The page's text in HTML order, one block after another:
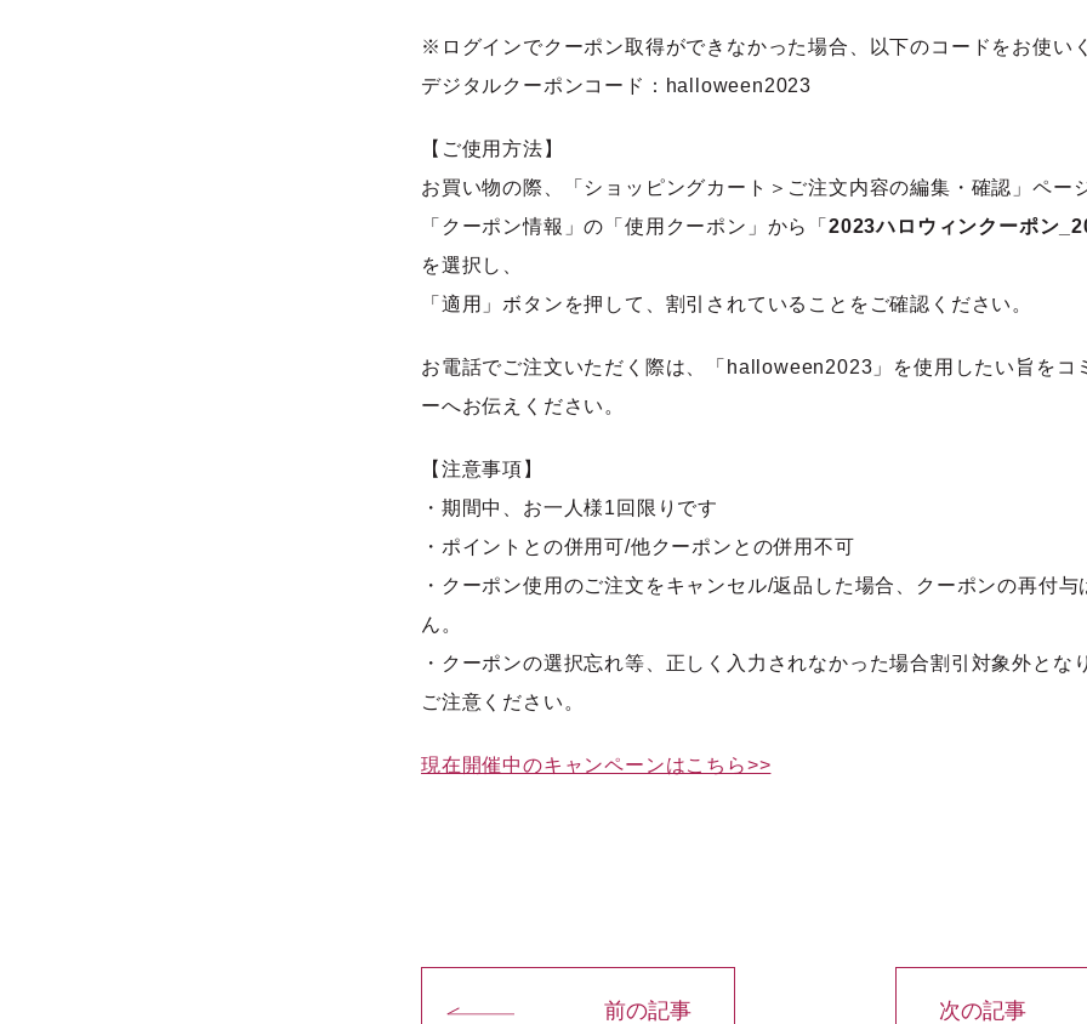
※ログインでクーポン取得ができなかった場合、以下のコードをお使い
デジタルクーポンコード：halloween2023
【ご使用方法】
お買い物の際、「ショッピングカート＞ご注文内容の編集・確認」ペー
「クーポン情報」の「使用クーポン」から「 2023ハロウィンクーポン
を選択し、
「適用」ボタンを押して、割引されていることをご確認ください。
お電話でご注文いただく際は、「halloween2023」を使用したい旨をコ
ーへお伝えください。
【注意事項】
・期間中、お一人様1回限りです
・ポイントとの併用可/他クーポンとの併用不可
・クーポン使用のご注文をキャンセル/返品した場合、クーポンの再付与
ん。
・クーポンの選択忘れ等、正しく入力されなかった場合割引対象外とな
ご注意ください。
現在開催中のキャンペーンはこちら>>
前の記事 次の記事